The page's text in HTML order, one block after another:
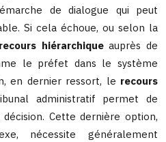
de dialogue qui peut
Si cela échoue, ou selon la
recours hiérarchiqueauprès de
le préfet dans le système
en dernier ressort, le recours
administratif permet de
Cette dernière option,
nécessite généralement